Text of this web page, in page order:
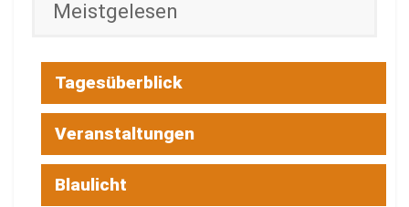
Meistgelesen
Tagesüberblick
Veranstaltungen
Blaulicht